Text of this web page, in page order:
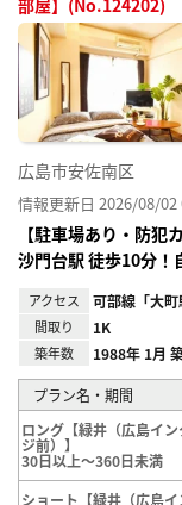
広島市安佐南区
情報更新日 2026/08/02
【駐車場あり・防犯
沙門台駅 徒歩10分
アクセス 可部線「大
間取り 1K
築年数 1988年 1月
プラン名・期間
ロング【緑井（広島イ
ジ前）】
30日以上～360日未満
ショート【緑井（広島イ